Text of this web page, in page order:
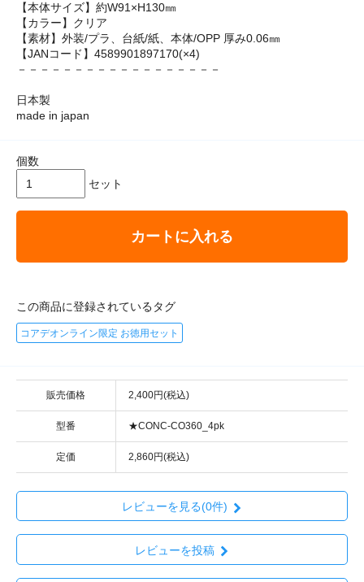
【本体サイズ】約W91×H130㎜
【カラー】クリア
【素材】外装/プラ、台紙/紙、本体/OPP 厚み0.06㎜
【JANコード】4589901897170(×4)
－－－－－－－－－－－－－－－－－－
日本製
made in japan
個数
セット
カートに入れる
この商品に登録されているタグ
コアデオンライン限定 お徳用セット
販売価格 2,400円(税込)
型番 ★CONC-CO360_4pk
定価 2,860円(税込)
レビューを見る(0件)
レビューを投稿